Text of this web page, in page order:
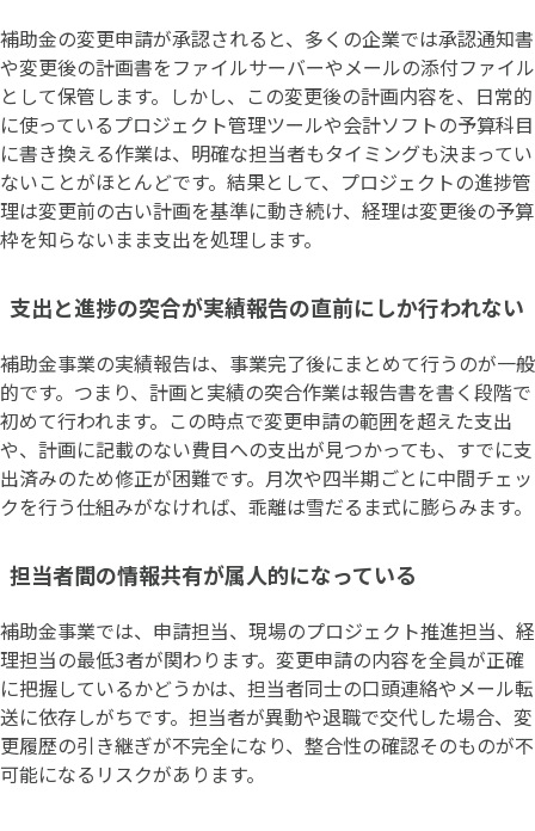
補助金の変更申請が承認されると、多くの企業では承認通知書
や変更後の計画書をファイルサーバーやメールの添付ファイル
として保管します。しかし、この変更後の計画内容を、日常的
に使っているプロジェクト管理ツールや会計ソフトの予算科目
に書き換える作業は、明確な担当者もタイミングも決まってい
ないことがほとんどです。結果として、プロジェクトの進捗管
理は変更前の古い計画を基準に動き続け、経理は変更後の予算
枠を知らないまま支出を処理します。
支出と進捗の突合が実績報告の直前にしか行われない
補助金事業の実績報告は、事業完了後にまとめて行うのが一般
的です。つまり、計画と実績の突合作業は報告書を書く段階で
初めて行われます。この時点で変更申請の範囲を超えた支出
や、計画に記載のない費目への支出が見つかっても、すでに支
出済みのため修正が困難です。月次や四半期ごとに中間チェッ
クを行う仕組みがなければ、乖離は雪だるま式に膨らみます。
担当者間の情報共有が属人的になっている
補助金事業では、申請担当、現場のプロジェクト推進担当、経
理担当の最低3者が関わります。変更申請の内容を全員が正確
に把握しているかどうかは、担当者同士の口頭連絡やメール転
送に依存しがちです。担当者が異動や退職で交代した場合、変
更履歴の引き継ぎが不完全になり、整合性の確認そのものが不
可能になるリスクがあります。